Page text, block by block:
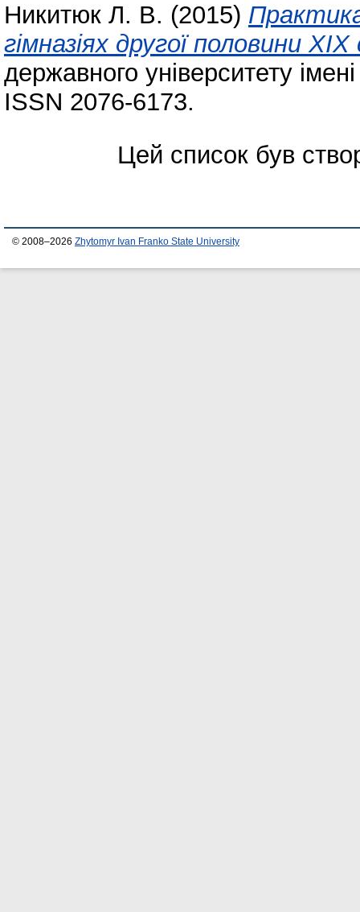
Никитюк Л. В. (2015)
гімназіях другої половини
державного університету
ISSN 2076-6173.
Цей список був
© 2008–2026 Zhytomyr Ivan Franko State University